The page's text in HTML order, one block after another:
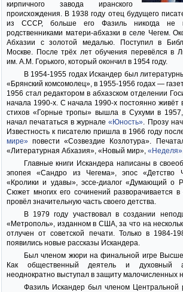
кирпичного завода иранского
происхождения. В 1938 году отец будущего
из СССР, больше его Фазиль никогда не
родственниками матери-абхазки в селе Чегем.
Абхазии с золотой медалью. Поступил в
Москве. После трёх лет обучения перевёлся в
им. А.М. Горького, который окончил в 1954 году.
В 1954-1955 годах Искандер был
«Брянский комсомолец», в 1955-1956 годах —
1956 стал редактором в абхазском отделении
начала 1990-х. С начала 1990-х постоянно живёт
стихов «Горные тропы» вышла в Сухуми в
начал печататься в журнале«Юность». Прозу
Известность к писателю пришла в 1966 году
мире» повести «Созвездие Козлотура».
«Литературная Абхазия», «Новый мир», «Неделя»
Главные книги Искандера написаны в
эпопея «Сандро из Чегема», эпос «Детство
«Кролики и удавы», эссе-диалог «Думающий о
Сюжет многих его сочинений разворачивается
провёл значительную часть своего детства.
В 1979 году участвовал в создании
«Метрополь», изданном в США, за что на
отлучен от советской печати. Только в 1984-
появились новые рассказы Искандера.
Был членом жюри на финальной игре
Как общественный деятель и духовный
неоднократно выступал в защиту малочисленных
Фазиль Искандер был членом Центральной